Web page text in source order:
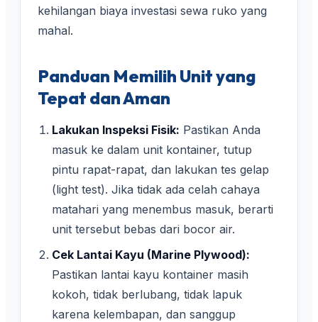
kehilangan biaya investasi sewa ruko yang
mahal.
Panduan Memilih Unit yang
Tepat dan Aman
Lakukan Inspeksi Fisik: Pastikan Anda
masuk ke dalam unit kontainer, tutup
pintu rapat-rapat, dan lakukan tes gelap
(light test). Jika tidak ada celah cahaya
matahari yang menembus masuk, berarti
unit tersebut bebas dari bocor air.
Cek Lantai Kayu (Marine Plywood):
Pastikan lantai kayu kontainer masih
kokoh, tidak berlubang, tidak lapuk
karena kelembapan, dan sanggup